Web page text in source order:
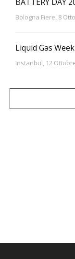
Bologna Fiere, 8
Liquid Gas Week
Instanbul, 12